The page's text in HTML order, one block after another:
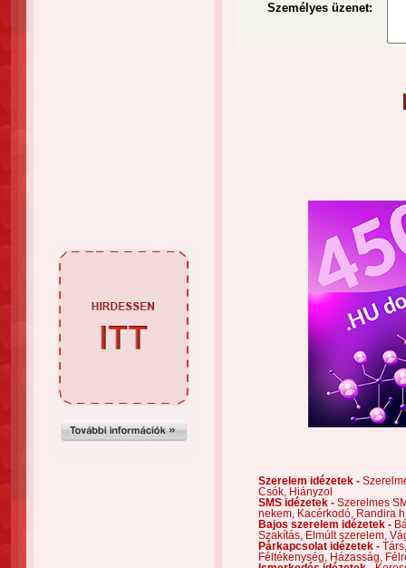
Személyes üzenet:
Szerelem idézetek -
Csók,
Hiányzol
SMS idézetek - Szerelmes
nekem,
Kacérkodó,
Randira
Bajos szerelem idézetek -
Szakítás,
Elmúlt szerelem,
Párkapcsolat idézetek -
Féltékenység,
Házasság,